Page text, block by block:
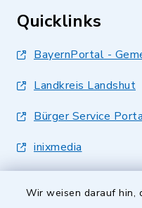
Wir weisen darauf hin,
Quicklinks
BayernPortal -
Landkreis Landshut
Bürger Service
inixmedia